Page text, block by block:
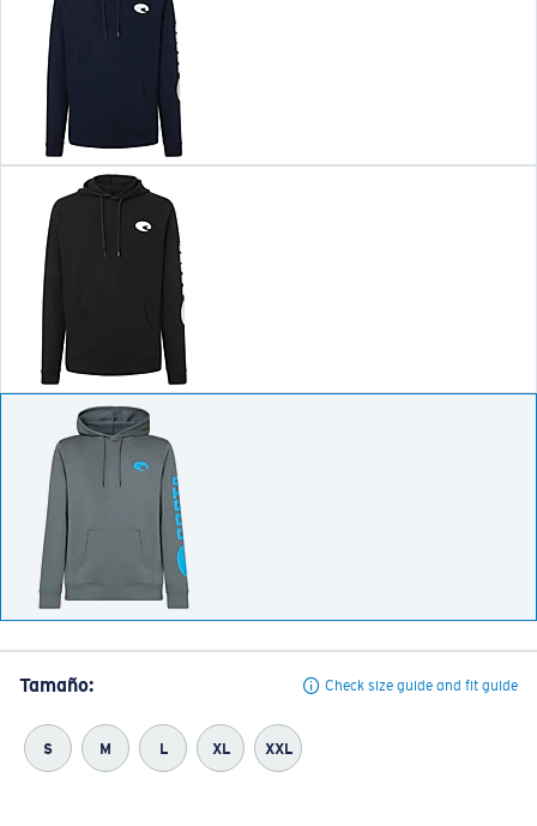
Tamaño: Check size guide and fit guide
S M L XL XXL